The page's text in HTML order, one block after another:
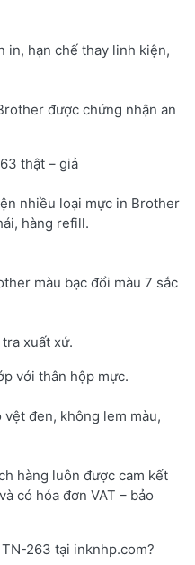
in, hạn chế thay linh kiện,
được chứng nhận an
thật – giả
nhiều loại mực in Brother
hàng refill.
màu bạc đổi màu 7 sắc
xuất xứ.
với thân hộp mực.
đen, không lem màu,
hàng luôn được cam kết
có hóa đơn VAT – bảo
263 tại inknhp.com?